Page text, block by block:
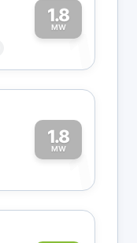
1.8
MW1
1.8
MW1